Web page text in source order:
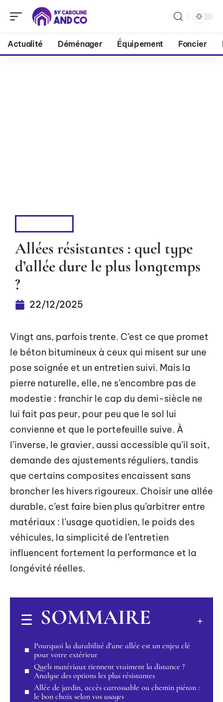
Actualité Déménager Équipement Foncier
Allées résistantes : quel type
d’allée dure le plus longtemps
?
22/12/2025
Vingt ans, parfois trente. C’est ce que promet
le béton bitumineux à ceux qui misent sur une
pose soignée et un entretien suivi. Mais la
pierre naturelle, elle, ne s’encombre pas de
modestie : franchir le cap du demi-siècle ne
lui fait pas peur, pour peu que le sol lui
convienne et que le portefeuille suive. À
l’inverse, le gravier, aussi accessible qu’il soit,
demande des ajustements réguliers, tandis
que certains composites encaissent sans
broncher les hivers rigoureux. Choisir une allée
durable, c’est faire bien plus qu’arbitrer entre
matériaux : l’usage quotidien, le poids des
véhicules, la simplicité de l’entretien
influencent fortement la performance et la
longévité réelles.
SOMMAIRE
Pourquoi la durabilité d’une allée est un enjeu clé
pour votre extérieur
Quels matériaux tiennent vraiment la distance ?
Analyse des options les plus résistantes
Allée de jardin, accès carrossable ou chemin piéton :
le bon choix selon vos usages